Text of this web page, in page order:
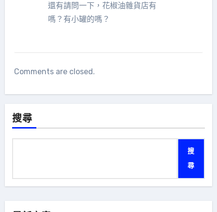
還有請問一下，花椒油雜貨店有
嗎？有小罐的嗎？
Comments are closed.
搜尋
搜
尋